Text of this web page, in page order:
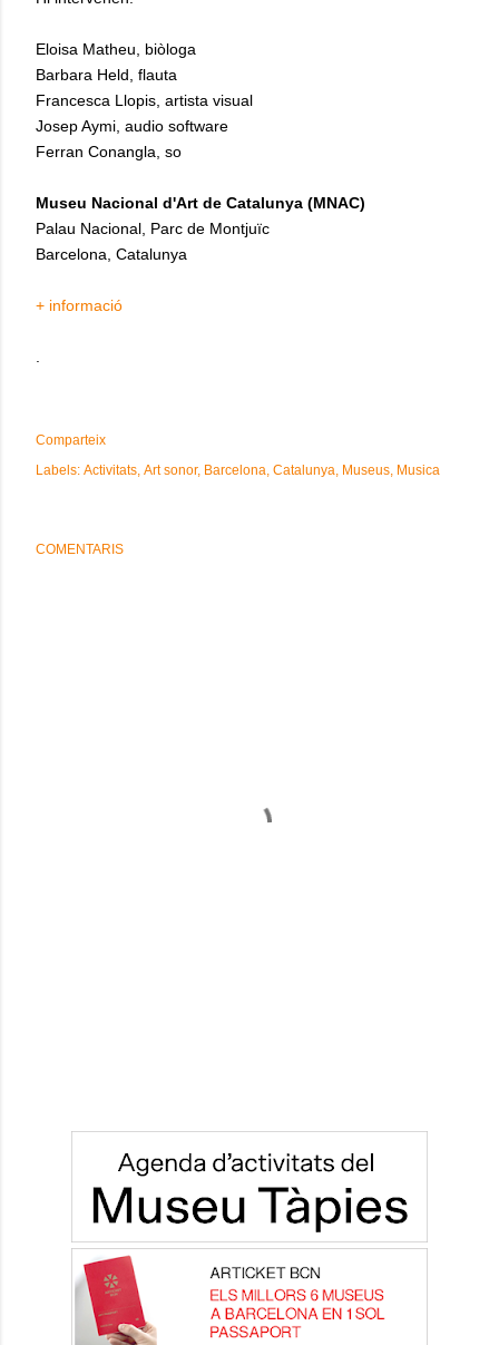
Eloisa Matheu, biòloga
Barbara Held, flauta
Francesca Llopis, artista visual
Josep Aymi, audio software
Ferran Conangla, so
Museu Nacional d'Art de Catalunya (MNAC)
Palau Nacional, Parc de Montjuïc
Barcelona, Catalunya
+ informació
Comparteix
Labels: Activitats Art sonor Barcelona Catalunya Museus Musica
COMENTARIS